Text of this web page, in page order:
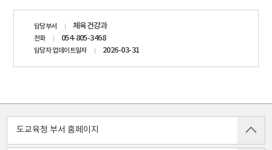
담당부서 체육건강과
전화 054-805-3468
담당자 업데이트일자 2026-03-31
도교육청 부서 홈페이지